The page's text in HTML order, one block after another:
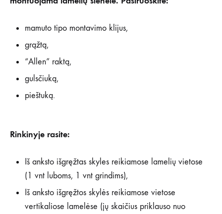
mamuto tipo montavimo klijus,
grąžtą,
“Allen” raktą,
gulsčiuką,
pieštuką.
Rinkinyje rasite:
Iš anksto išgręžtas skyles reikiamose lamelių vietose
(1 vnt luboms, 1 vnt grindims),
Iš anksto išgręžtos skylės reikiamose vietose
vertikaliose lamelėse (jų skaičius priklauso nuo